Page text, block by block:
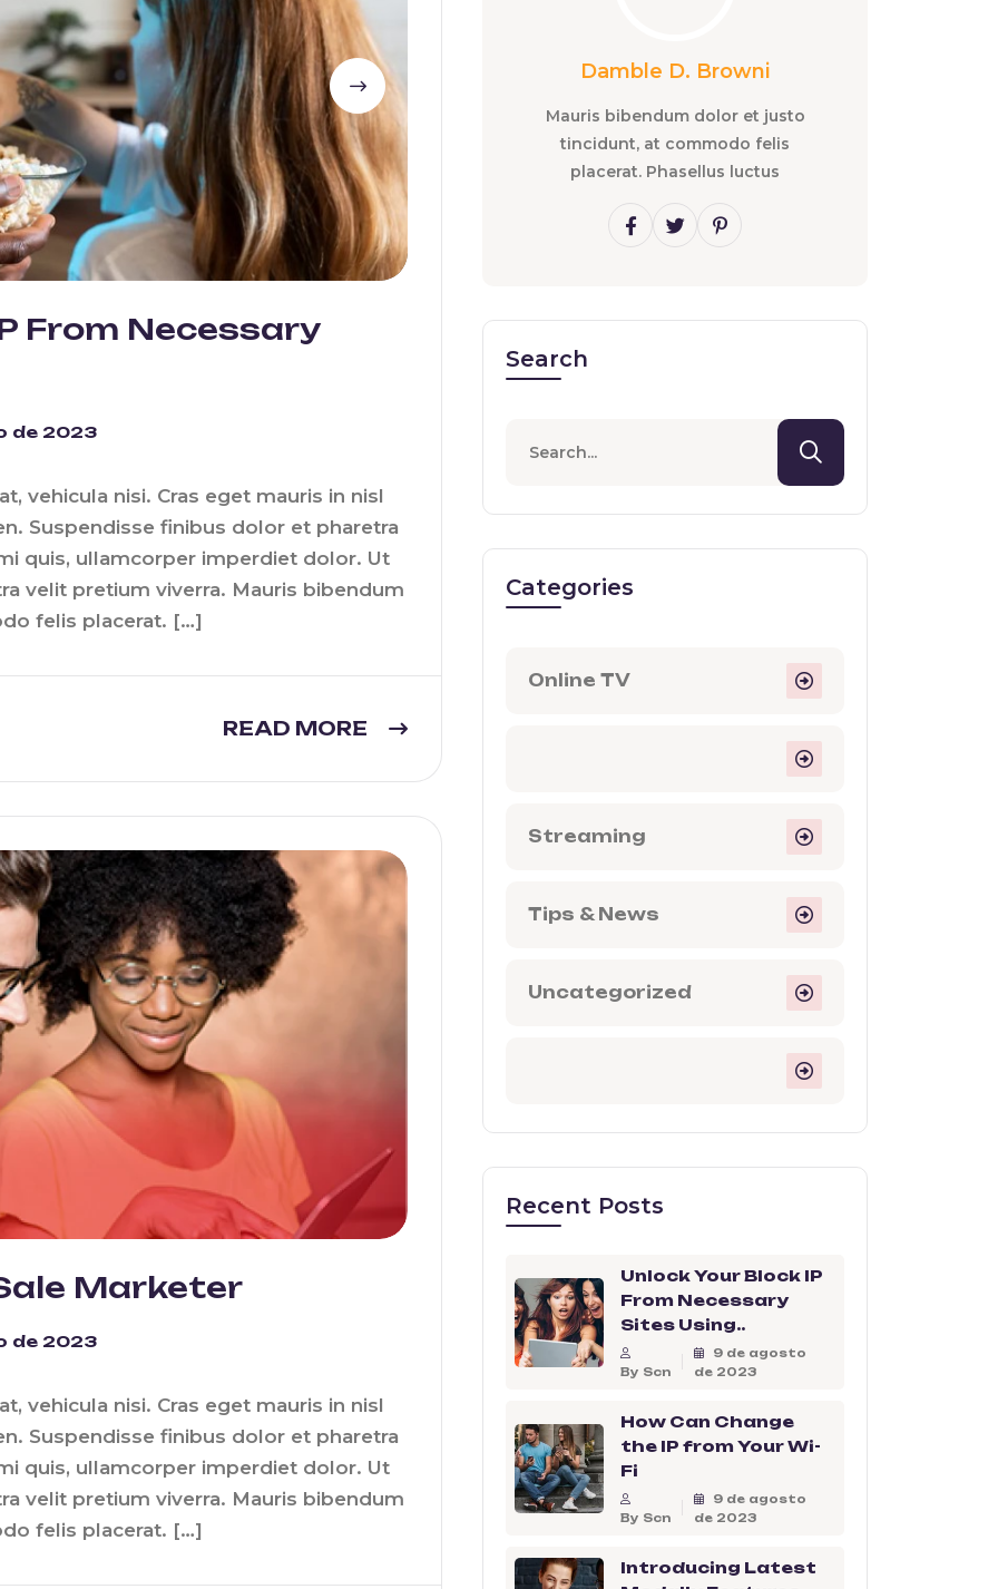
From Necessary
de 2023
vehicula nisi. Cras eget mauris in nisl
Suspendisse finibus dolor et pharetra
quis, ullamcorper imperdiet dolor. Ut
velit pretium viverra. Mauris bibendum
felis placerat. […]
READ MORE
Marketer
de 2023
vehicula nisi. Cras eget mauris in nisl
Suspendisse finibus dolor et pharetra
quis, ullamcorper imperdiet dolor. Ut
velit pretium viverra. Mauris bibendum
felis placerat. […]
Damble D. Browni
Mauris bibendum dolor et justo
tincidunt, at commodo felis
placerat. Phasellus luctus
Search
Categories
Online TV
Streaming
Tips & News
Uncategorized
Recent Posts
Unlock Your Block IP
From Necessary
Sites Using..
By Scn
9 de agosto
de 2023
How Can Change
the IP from Your Wi-
Fi
By Scn
9 de agosto
de 2023
Introducing Latest